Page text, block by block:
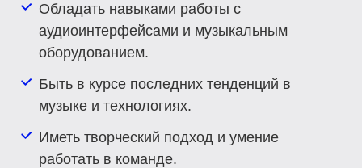
Обладать навыками работы с
аудиоинтерфейсами и музыкальным
оборудованием.
Быть в курсе последних тенденций в
музыке и технологиях.
Иметь творческий подход и умение
работать в команде.